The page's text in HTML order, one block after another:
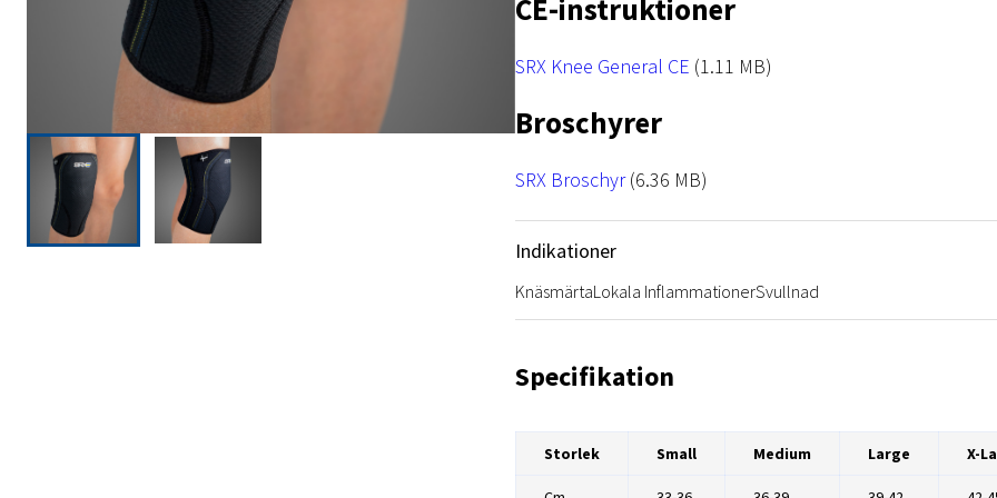
NRX Heat Tape
NRX Hook
Övrigt
CE-instruktioner
File
SRX Knee General CE (1.11 MB)
Broschyrer
File
SRX Broschyr(6.36 MB)
Indikationer
KnäsmärtaLokala InflammationerSvullnad
Specifikation
Storlek Small Medium Large X-